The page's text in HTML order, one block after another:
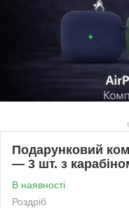
Подарунковий
— 3 шт. з
В наявності
Роздріб